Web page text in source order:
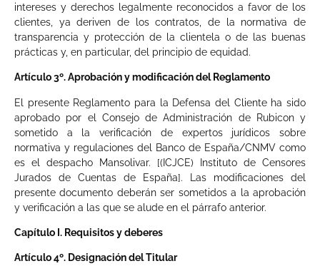
intereses y derechos legalmente reconocidos a favor de los
clientes, ya deriven de los contratos, de la normativa de
transparencia y protección de la clientela o de las buenas
prácticas y, en particular, del principio de equidad.
Artículo 3º. Aprobación y modificación del Reglamento
El presente Reglamento para la Defensa del Cliente ha sido
aprobado por el Consejo de Administración de Rubicon y
sometido a la verificación de expertos jurídicos sobre
normativa y regulaciones del Banco de España/CNMV como
es el despacho Mansolivar. [(ICJCE) Instituto de Censores
Jurados de Cuentas de España]. Las modificaciones del
presente documento deberán ser sometidos a la aprobación
y verificación a las que se alude en el párrafo anterior.
Capítulo I. Requisitos y deberes
Artículo 4º. Designación del Titular